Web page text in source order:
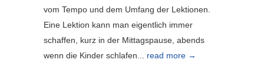
vom Tempo und dem Umfang der Lektionen.
Eine Lektion kann man eigentlich immer
schaffen, kurz in der Mittagspause, abends
wenn die Kinder schlafen... read more →